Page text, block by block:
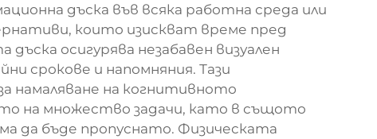
дъска във всяка работна среда или
които изискват време пред
осигурява незабавен визуален
срокове и напомняния. Тази
намаляване на когнитивното
на множество задачи, като в същото
да бъде пропуснато. Физическата